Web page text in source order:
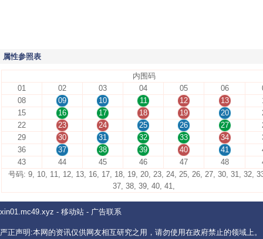
属性参照表
内围码
01
02 03 04 05 06
08
09 10 11 12 13
15
16 17 18 19 20
22
23 24 25 26 27
29
30 31 32 33 34
36
37 38 39 40 41
43
44 45 46 47 48
号码: 9, 10, 11, 12, 13, 16, 17, 18, 19, 20, 23, 24, 25, 26, 27, 30, 31, 32,
37, 38, 39, 40, 41,
xin01.mc49.xyz - 移动站 - 广告联系
严正声明:本网的资讯仅供网友相互研究之用，请勿使用在政府禁止的领域上。